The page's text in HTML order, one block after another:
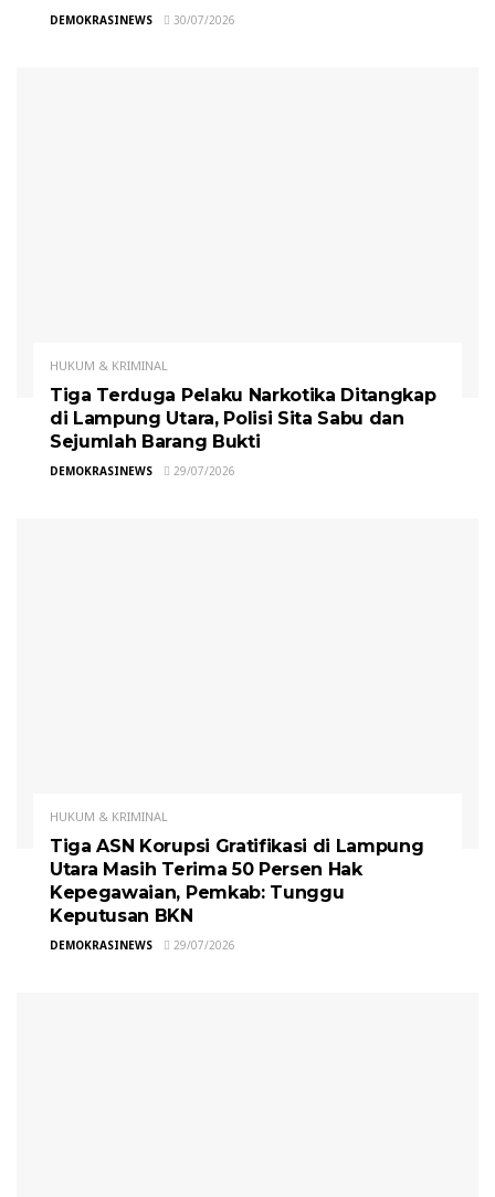
DEMOKRASINEWS 30/07/2026
HUKUM & KRIMINAL
Tiga Terduga Pelaku Narkotika Ditangkap
di Lampung Utara, Polisi Sita Sabu dan
Sejumlah Barang Bukti
DEMOKRASINEWS 29/07/2026
HUKUM & KRIMINAL
Tiga ASN Korupsi Gratifikasi di Lampung
Utara Masih Terima 50 Persen Hak
Kepegawaian, Pemkab: Tunggu
Keputusan BKN
DEMOKRASINEWS 29/07/2026